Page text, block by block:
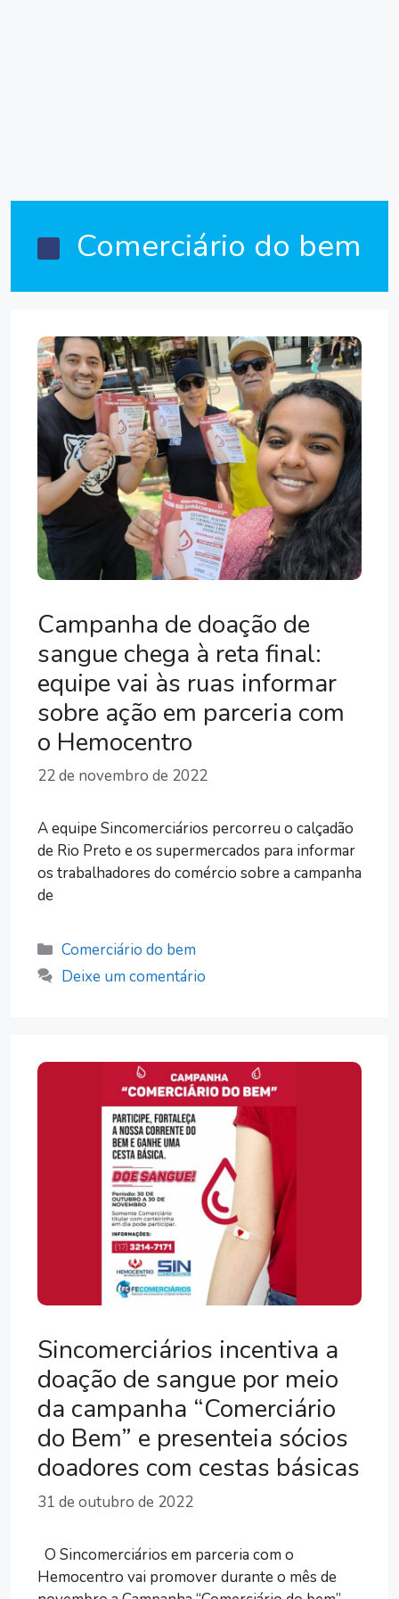
Comerciário do bem
Campanha de doação de
sangue chega à reta final:
equipe vai às ruas informar
sobre ação em parceria com
o Hemocentro
22 de novembro de 2022
A equipe Sincomerciários percorreu o calçadão
de Rio Preto e os supermercados para informar
os trabalhadores do comércio sobre a campanha
de
Categorias
Comerciário do bem
Deixe um comentário
Sincomerciários incentiva a
doação de sangue por meio
da campanha “Comerciário
do Bem” e presenteia sócios
doadores com cestas básicas
31 de outubro de 2022
O Sincomerciários em parceria com o
Hemocentro vai promover durante o mês de